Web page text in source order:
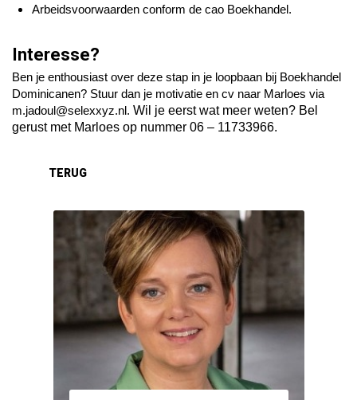
Arbeidsvoorwaarden conform de cao Boekhandel.
Interesse?
Ben je enthousiast over deze stap in je loopbaan bij Boekhandel
Dominicanen? Stuur dan je motivatie en cv naar Marloes via
m.jadoul@selexxyz.nl. Wil je eerst wat meer weten? Bel
gerust met Marloes op nummer 06 – 11733966.